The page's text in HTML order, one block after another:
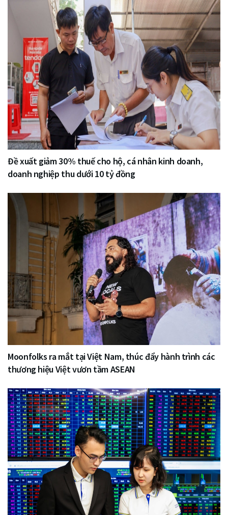
Đề xuất giảm 30% thuế cho hộ, cá nhân kinh doanh,
doanh nghiệp thu dưới 10 tỷ đồng
Moonfolks ra mắt tại Việt Nam, thúc đẩy hành trình các
thương hiệu Việt vươn tầm ASEAN